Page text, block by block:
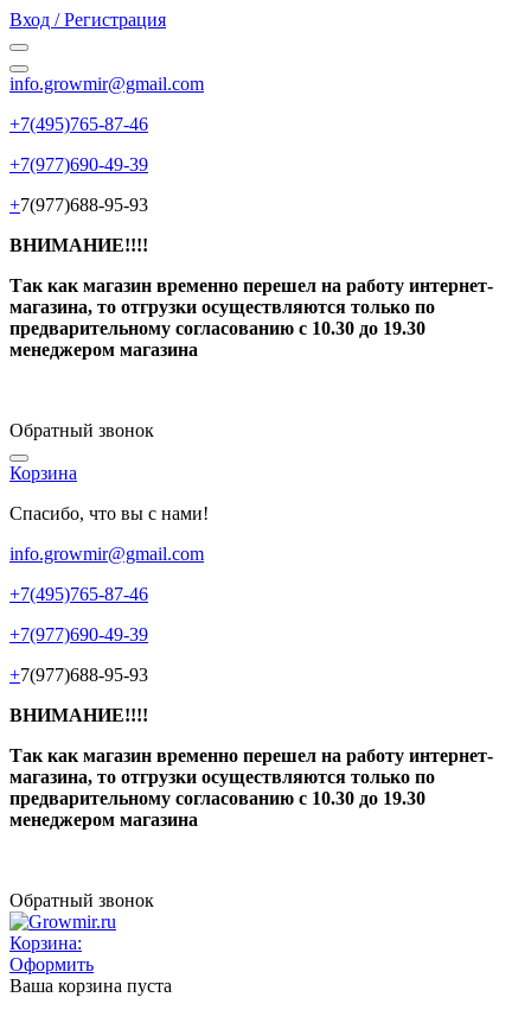
Вход / Регистрация
info.growmir@gmail.com
+7(495)765-87-46
+7(977)690-49-39
+7(977)688-95-93
ВНИМАНИЕ!!!!
Так как магазин временно перешел на работу интернет-
магазина, то отгрузки осуществляются только по
предварительному согласованию с 10.30 до 19.30
менеджером магазина
Обратный звонок
Корзина
Спасибо, что вы с нами!
info.growmir@gmail.com
+7(495)765-87-46
+7(977)690-49-39
+7(977)688-95-93
ВНИМАНИЕ!!!!
Так как магазин временно перешел на работу интернет-
магазина, то отгрузки осуществляются только по
предварительному согласованию с 10.30 до 19.30
менеджером магазина
Обратный звонок
Корзина:
Оформить
Ваша корзина пуста